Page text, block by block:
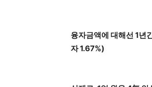
융자금액에 대해선 1년
자 1.67%)